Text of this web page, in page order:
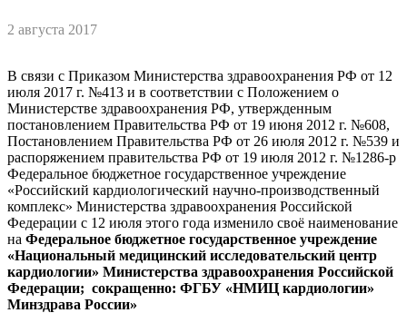
2 августа 2017
В связи с Приказом Министерства здравоохранения РФ от 12
июля 2017 г. №413 и в соответствии с Положением о
Министерстве здравоохранения РФ, утвержденным
постановлением Правительства РФ от 19 июня 2012 г. №608,
Постановлением Правительства РФ от 26 июля 2012 г. №539 и
распоряжением правительства РФ от 19 июля 2012 г. №1286-р
Федеральное бюджетное государственное учреждение
«Российский кардиологический научно-производственный
комплекс» Министерства здравоохранения Российской
Федерации с 12 июля этого года изменило своё наименование
на Федеральное бюджетное государственное учреждение
«Национальный медицинский исследовательский центр
кардиологии» Министерства здравоохранения Российской
Федерации; сокращенно: ФГБУ «НМИЦ кардиологии»
Минздрава России»